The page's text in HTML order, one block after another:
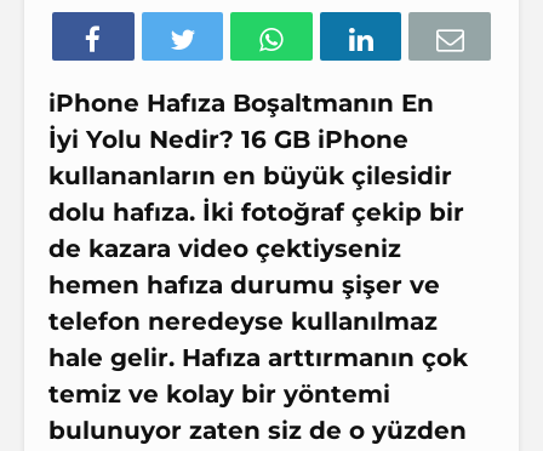
iPhone Hafıza Boşaltmanın En
İyi Yolu Nedir? 16 GB iPhone
kullananların en büyük çilesidir
dolu hafıza. İki fotoğraf çekip bir
de kazara video çektiyseniz
hemen hafıza durumu şişer ve
telefon neredeyse kullanılmaz
hale gelir. Hafıza arttırmanın çok
temiz ve kolay bir yöntemi
bulunuyor zaten siz de o yüzden